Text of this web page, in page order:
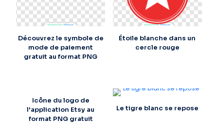
Découvrez le symbole de
mode de paiement
gratuit au format PNG
Étoile blanche dans un
cercle rouge
Icône du logo de
l'application Etsy au
format PNG gratuit
Le tigre blanc se repose